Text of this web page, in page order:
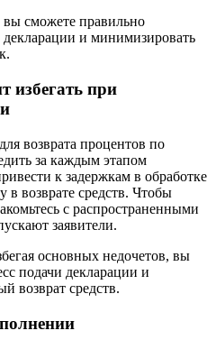
сможете правильно
и минимизировать
избегать при
возврата процентов по
за каждым этапом
к задержкам в обработке
в возврате средств. Чтобы
с распространенными
заявители.
основных недочетов, вы
подачи декларации и
возврат средств.